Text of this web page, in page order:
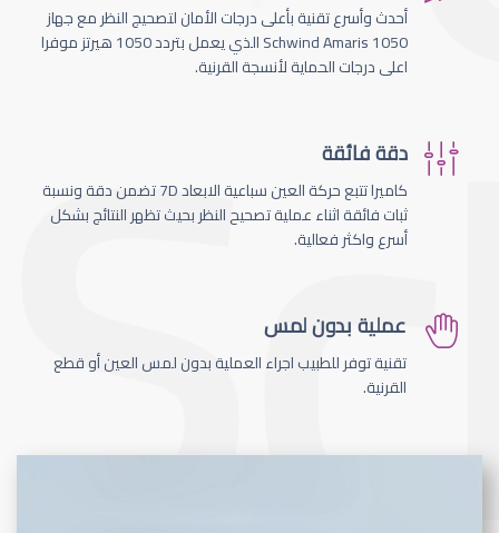
أحدث وأسرع تقنية بأعلى درجات الأمان لتصحيج النظر مع جهاز
Schwind Amaris 1050 الذي يعمل بتردد 1050 هيرتز موفرا
اعلى درجات الحماية لأنسجة القرنية.
دقة فائقة
كاميرا تتبع حركة العين سباعية الابعاد 7D تضمن دقة ونسبة
ثبات فائقة اثناء عملية تصحيح النظر بحيث تظهر النتائج بشكل
أسرع واكثر فعالية.
عملية بدون لمس
تقنية توفر للطبيب اجراء العملية بدون لمس العين أو قطع
القرنية.